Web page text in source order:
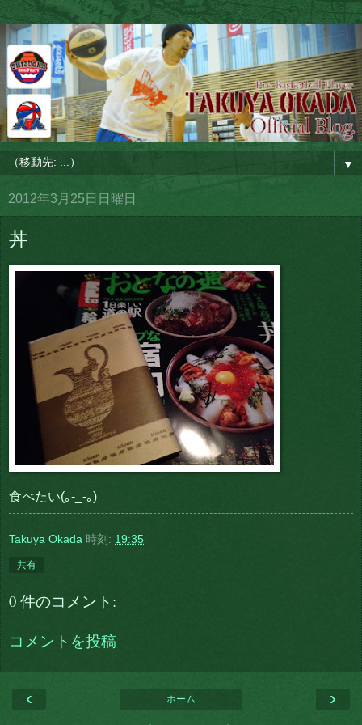
▼
2012年3月25日日曜日
丼
食べたい(｡-_-｡)
Takuya Okada 時刻: 19:35
共有
0 件のコメント:
コメントを投稿
‹ ›
ホーム